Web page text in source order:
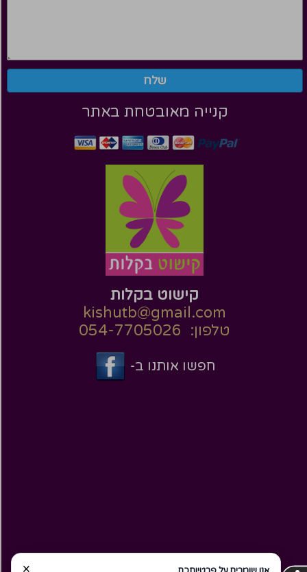
שלח
קנייה מאובטחת באתר
קישוט בקלות
kishutb@gmail.com
טלפון: 054-7705026
חפשו אותנו ב-
×